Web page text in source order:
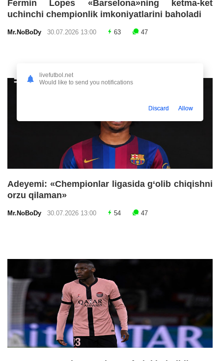
Fermin Lopes «Barselona»ning ketma-ket
uchinchi chempionlik imkoniyatlarini baholadi
Mr.NoBoDy 30.07.2026 13:00 63 47
Adeyemi: «Chempionlar ligasida g‘olib chiqishni
orzu qilaman»
Mr.NoBoDy 30.07.2026 13:00 54 47
livefutbol.net
Would like to send you notifications
Discard Allow